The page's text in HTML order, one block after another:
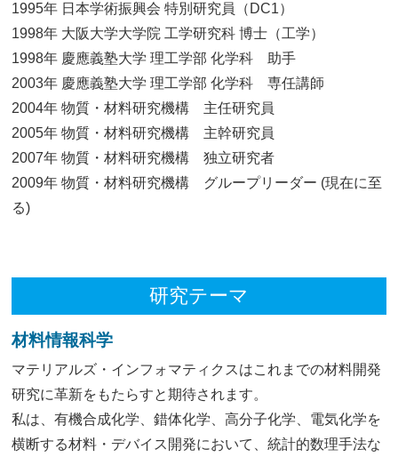
1995年 日本学術振興会 特別研究員（DC1）
1998年 大阪大学大学院 工学研究科 博士（工学）
1998年 慶應義塾大学 理工学部 化学科 助手
2003年 慶應義塾大学 理工学部 化学科 専任講師
2004年 物質・材料研究機構 主任研究員
2005年 物質・材料研究機構 主幹研究員
2007年 物質・材料研究機構 独立研究者
2009年 物質・材料研究機構 グループリーダー (現在に至
る)
研究テーマ
材料情報科学
マテリアルズ・インフォマティクスはこれまでの材料開発
研究に革新をもたらすと期待されます。
私は、有機合成化学、錯体化学、高分子化学、電気化学を
横断する材料・デバイス開発において、統計的数理手法な